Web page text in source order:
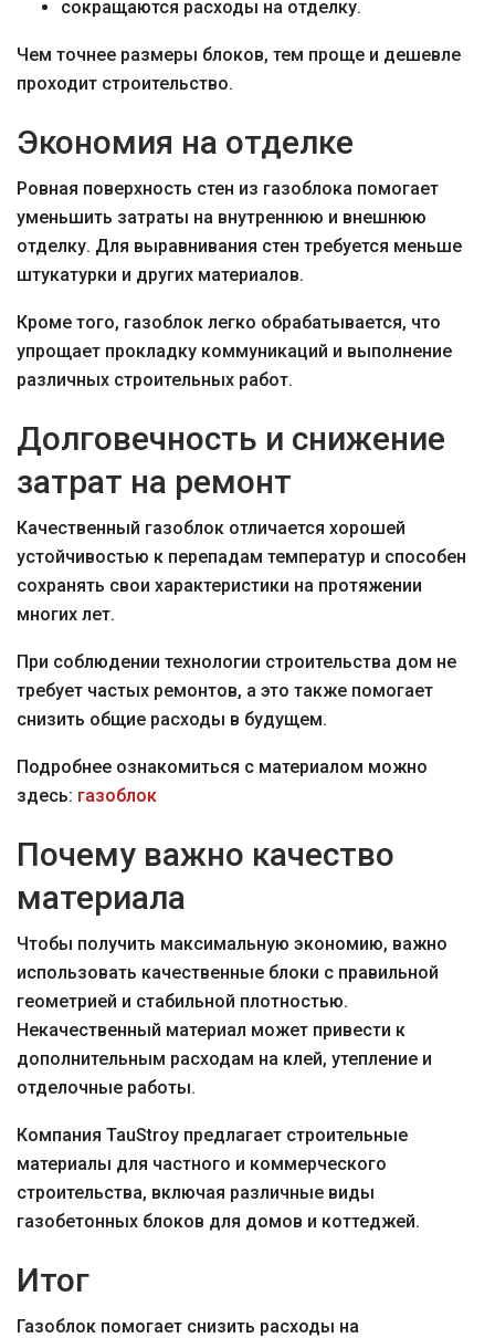
сокращаются расходы на отделку.
Чем точнее размеры блоков, тем проще и дешевле
проходит строительство.
Экономия на отделке
Ровная поверхность стен из газоблока помогает
уменьшить затраты на внутреннюю и внешнюю
отделку. Для выравнивания стен требуется меньше
штукатурки и других материалов.
Кроме того, газоблок легко обрабатывается, что
упрощает прокладку коммуникаций и выполнение
различных строительных работ.
Долговечность и снижение
затрат на ремонт
Качественный газоблок отличается хорошей
устойчивостью к перепадам температур и способен
сохранять свои характеристики на протяжении
многих лет.
При соблюдении технологии строительства дом не
требует частых ремонтов, а это также помогает
снизить общие расходы в будущем.
Подробнее ознакомиться с материалом можно
здесь: газоблок
Почему важно качество
материала
Чтобы получить максимальную экономию, важно
использовать качественные блоки с правильной
геометрией и стабильной плотностью.
Некачественный материал может привести к
дополнительным расходам на клей, утепление и
отделочные работы.
Компания TauStroy предлагает строительные
материалы для частного и коммерческого
строительства, включая различные виды
газобетонных блоков для домов и коттеджей.
Итог
Газоблок помогает снизить расходы на